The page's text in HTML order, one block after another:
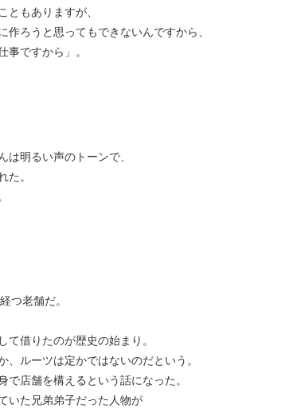
ともありますが、
ろうと思ってもできないんですから、
事ですから」。
は明るい声のトーンで、
た。
つ老舗だ。
て借りたのが歴史の始まり。
ルーツは定かではないのだという。
店舗を構えるという話になった。
いた兄弟弟子だった人物が